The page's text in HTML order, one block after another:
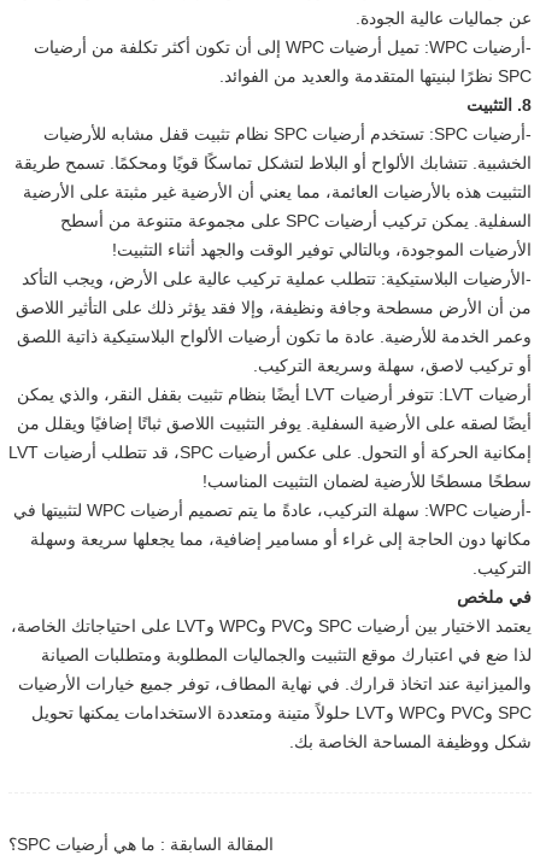
عن جماليات عالية الجودة.
-أرضيات WPC: تميل أرضيات WPC إلى أن تكون أكثر تكلفة من أرضيات
SPC نظرًا لبنيتها المتقدمة والعديد من الفوائد.
8. التثبيت
-أرضيات SPC: تستخدم أرضيات SPC نظام تثبيت قفل مشابه للأرضيات
الخشبية. تتشابك الألواح أو البلاط لتشكل تماسكًا قويًا ومحكمًا. تسمح طريقة
التثبيت هذه بالأرضيات العائمة، مما يعني أن الأرضية غير مثبتة على الأرضية
السفلية. يمكن تركيب أرضيات SPC على مجموعة متنوعة من أسطح
الأرضيات الموجودة، وبالتالي توفير الوقت والجهد أثناء التثبيت!
-الأرضيات البلاستيكية: تتطلب عملية تركيب عالية على الأرض، ويجب التأكد
من أن الأرض مسطحة وجافة ونظيفة، وإلا فقد يؤثر ذلك على التأثير اللاصق
وعمر الخدمة للأرضية. عادة ما تكون أرضيات الألواح البلاستيكية ذاتية اللصق
أو تركيب لاصق، سهلة وسريعة التركيب.
أرضيات LVT: تتوفر أرضيات LVT أيضًا بنظام تثبيت بقفل النقر، والذي يمكن
أيضًا لصقه على الأرضية السفلية. يوفر التثبيت اللاصق ثباتًا إضافيًا ويقلل من
إمكانية الحركة أو التحول. على عكس أرضيات SPC، قد تتطلب أرضيات LVT
سطحًا مسطحًا للأرضية لضمان التثبيت المناسب!
-أرضيات WPC: سهلة التركيب، عادةً ما يتم تصميم أرضيات WPC لتثبيتها في
مكانها دون الحاجة إلى غراء أو مسامير إضافية، مما يجعلها سريعة وسهلة
التركيب.
في ملخص
يعتمد الاختيار بين أرضيات SPC وPVC وWPC وLVT على احتياجاتك الخاصة،
لذا ضع في اعتبارك موقع التثبيت والجماليات المطلوبة ومتطلبات الصيانة
والميزانية عند اتخاذ قرارك. في نهاية المطاف، توفر جميع خيارات الأرضيات
SPC وPVC وWPC وLVT حلولاً متينة ومتعددة الاستخدامات يمكنها تحويل
شكل ووظيفة المساحة الخاصة بك.
المقالة السابقة : ما هي أرضيات SPC؟